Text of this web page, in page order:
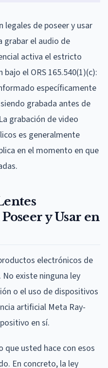
legales de poseer y usar
grabar el audio de
activa el estricto
el ORS 165.540(1)(c):
específicamente
grabada antes de
grabación de video
es generalmente
en el momento en que
y Usar en
electrónicos de
existe ninguna ley
o el uso de dispositivos
artificial Meta Ray-
en sí.
que usted hace con esos
En concreto, la ley